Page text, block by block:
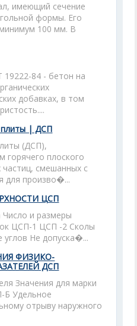
имеющий сечение
формы. Его
100 мм. В
19222-84 - бетон на
добавках, в том
плиты | ДСП
(ДСП),
горячего плоского
частиц, смешанных с
для произво�...
ЦСП
и размеры
ЦСП-1 ЦСП -2 Сколы
Не допуска�...
ФИЗИКО-
ДСП
Значения для марки
Б Удельное
отрыву наружного